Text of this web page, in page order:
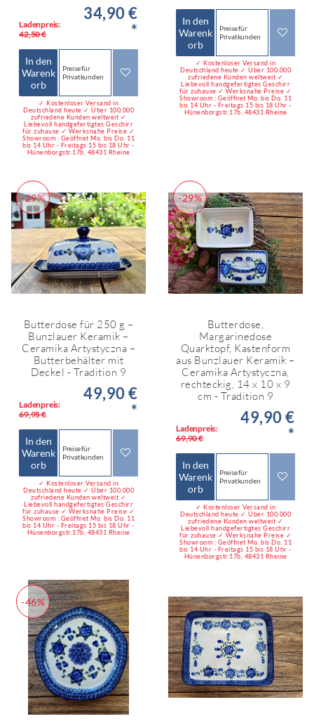
Ladenpreis:
42,50 €
34,90 €
*
In den
Warenk
orb
Preise für
Privatkunden
✓ Kostenloser Versand in
Deutschland heute ✓ Über 100.000
zufriedene Kunden weltweit ✓
Liebevoll handgefertigtes Geschirr
für zuhause ✓ Werksnahe Preise ✓
Showroom : Geöffnet Mo. bis Do. 11
bis 14 Uhr - Freitags 15 bis 18 Uhr -
Hünenborgstr.17b, 48431 Rheine
In den
Warenk
orb
Preise für
Privatkunden
✓ Kostenloser Versand in
Deutschland heute ✓ Über 100.000
zufriedene Kunden weltweit ✓
Liebevoll handgefertigtes Geschirr
für zuhause ✓ Werksnahe Preise ✓
Showroom : Geöffnet Mo. bis Do. 11
bis 14 Uhr - Freitags 15 bis 18 Uhr -
Hünenborgstr.17b, 48431 Rheine
-29%
Butterdose für 250 g –
Bunzlauer Keramik –
Ceramika Artystyczna –
Butterbehälter mit
Deckel - Tradition 9
Ladenpreis:
69,95 €
49,90 €
*
In den
Warenk
orb
Preise für
Privatkunden
✓ Kostenloser Versand in
Deutschland heute ✓ Über 100.000
zufriedene Kunden weltweit ✓
Liebevoll handgefertigtes Geschirr
für zuhause ✓ Werksnahe Preise ✓
Showroom : Geöffnet Mo. bis Do. 11
bis 14 Uhr - Freitags 15 bis 18 Uhr -
Hünenborgstr.17b, 48431 Rheine
-29%
Butterdose,
Margarinedose
Quarktopf, Kastenform
aus Bunzlauer Keramik –
Ceramika Artystyczna,
rechteckig, 14 x 10 x 9
cm - Tradition 9
Ladenpreis:
69,90 €
49,90 €
*
In den
Warenk
orb
Preise für
Privatkunden
✓ Kostenloser Versand in
Deutschland heute ✓ Über 100.000
zufriedene Kunden weltweit ✓
Liebevoll handgefertigtes Geschirr
für zuhause ✓ Werksnahe Preise ✓
Showroom : Geöffnet Mo. bis Do. 11
bis 14 Uhr - Freitags 15 bis 18 Uhr -
Hünenborgstr.17b, 48431 Rheine
-46%